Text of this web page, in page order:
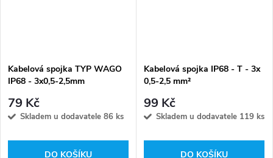
Kabelová spojka TYP WAGO
IP68 - 3x0,5-2,5mm
79 Kč
Skladem u dodavatele 86 ks
DO KOŠÍKU
Kabelová spojka IP68 - T - 3x
0,5-2,5 mm²
99 Kč
Skladem u dodavatele 119 ks
DO KOŠÍKU